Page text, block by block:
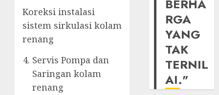
Koreksi instalasi
sistem sirkulasi kolam
renang
Servis Pompa dan
Saringan kolam
renang
BERHA
RGA
YANG
TAK
TERNIL
AI."